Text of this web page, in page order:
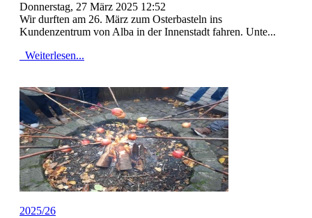
Donnerstag, 27 März 2025 12:52
Wir durften am 26. März zum Osterbasteln ins
Kundenzentrum von Alba in der Innenstadt fahren. Unte...
Weiterlesen...
2025/26